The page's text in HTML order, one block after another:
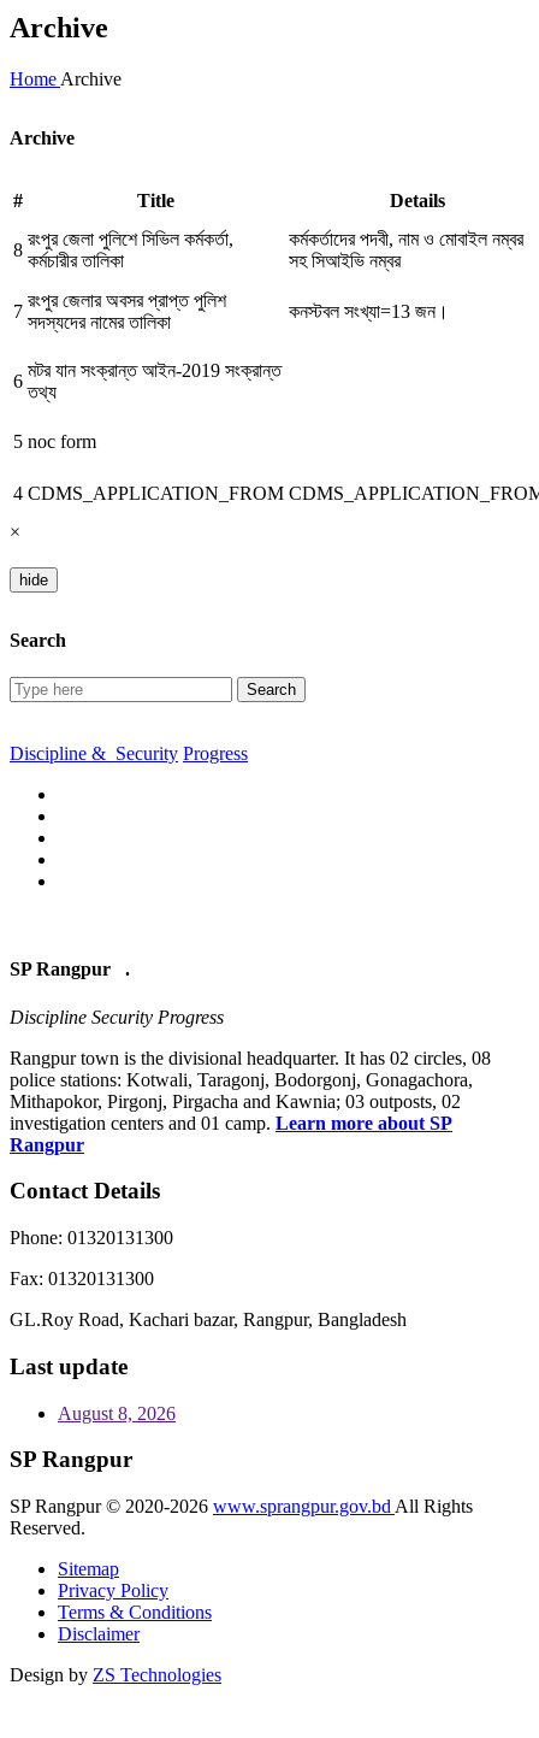
Archive
Home Archive
Archive
# Title Details
8
রংপুর জেলা পুলিশে সিভিল কর্মকর্তা,
কর্মচারীর তালিকা
কর্মকর্তাদের পদবী, নাম ও মোবাইল নম্বর
সহ সিআইভি নম্বর
7
রংপুর জেলার অবসর প্রাপ্ত পুলিশ
সদস্যদের নামের তালিকা
কনস্টবল সংখ্যা=13 জন।
6
মটর যান সংক্রান্ত আইন-2019 সংক্রান্ত
তথ্য
5 noc form
4 CDMS_APPLICATION_FROM
×
hide
Search
Search
Discipline & Security Progress
SP Rangpur .
Discipline Security Progress
Rangpur town is the divisional headquarter. It has 02 circles, 08
police stations: Kotwali, Taragonj, Bodorgonj, Gonagachora,
Mithapokor, Pirgonj, Pirgacha and Kawnia; 03 outposts, 02
investigation centers and 01 camp. Learn more about SP
Rangpur
Contact Details
Phone: 01320131300
Fax: 01320131300
GL.Roy Road, Kachari bazar, Rangpur, Bangladesh
Last update
August 8, 2026
SP Rangpur
SP Rangpur © 2020-2026 www.sprangpur.gov.bd All Rights
Reserved.
Sitemap
Privacy Policy
Terms & Conditions
Disclaimer
Design by ZS Technologies